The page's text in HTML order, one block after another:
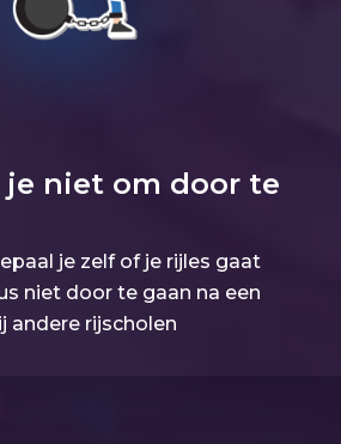
niet om door te
je zelf of je rijles gaat
niet door te gaan na een
andere rijscholen